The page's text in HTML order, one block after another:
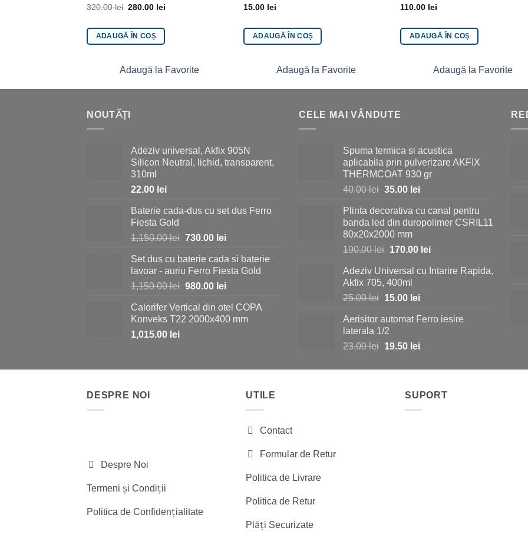
320.00lei 280.00 lei
ADAUGĂ ÎN COȘ
Adaugă la Favorite
15.00 lei
ADAUGĂ ÎN COȘ
Adaugă la Favorite
110.00 lei
ADAUGĂ ÎN COȘ
Adaugă la Favorite
NOUTĂȚI
Adeziv universal, Akfix 905N
Silicon Neutral, lichid, transparent,
310ml
22.00 lei
Baterie cada-dus cu set dus Ferro
Fiesta Gold
1,150.00lei Prețul
a
fost:
1,150.00 lei.
730.00 leiPrețul
este:
730.00 lei.
Set dus cu baterie cada si baterie
lavoar - auriu Ferro Fiesta Gold
1,150.00lei Prețul
a
fost:
980.00 leiPrețul
este:
980.00 lei.
Calorifer Vertical din otel COPA
Konveks T22 2000x400 mm
1,015.00 lei
CELE MAI VÂNDUTE
Spuma termica si acustica
aplicabila prin pulverizare AKFIX
THERMCOAT 930 gr
40.00lei Prețul
a
fost:
40.00 lei.
35.00 leiPrețul
este:
35.00 lei.
Plinta decorativa cu canal pentru
banda led din duropolimer CSRIL11
80x20x2000 mm
190.00lei Prețul
a
fost:
190.00 lei.
170.00 leiPrețul
este:
Adeziv Universal cu Intarire Rapida,
Akfix 705, 400ml
25.00lei Prețul
a
fost:
25.00 lei.
15.00 leiPrețul
este:
Aerisitor automat Ferro iesire
laterala 1/2
23.00lei Prețul
a
23.00 lei.
19.50 leiPrețul
este:
DESPRE NOI
Despre Noi
Termeni și Condiții
Politica de Confidențialitate
UTILE
Contact
Formular de Retur
Politica de Livrare
Politica de Retur
Plăți Securizate
SUPORT